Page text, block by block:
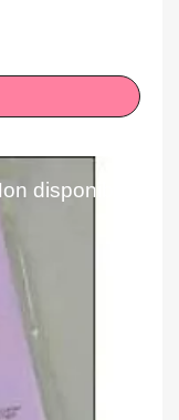
disponibile